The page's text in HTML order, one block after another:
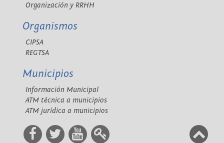
Organización y RRHH
Organismos
CIPSA
REGTSA
Municipios
Información Municipal
ATM técnica a municipios
ATM jurídica a municipios